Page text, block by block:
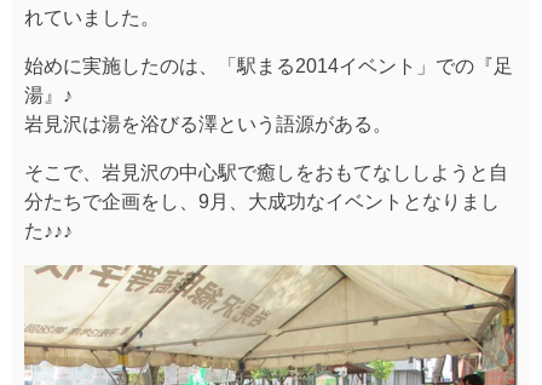
れていました。
始めに実施したのは、「駅まる2014イベント」での『足
湯』♪
岩見沢は湯を浴びる澤という語源がある。
そこで、岩見沢の中心駅で癒しをおもてなししようと自
分たちで企画をし、9月、大成功なイベントとなりまし
た♪♪♪